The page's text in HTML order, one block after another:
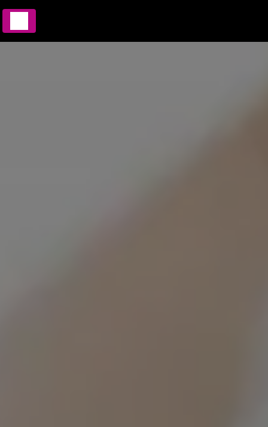
Panneau de gestion des cookies